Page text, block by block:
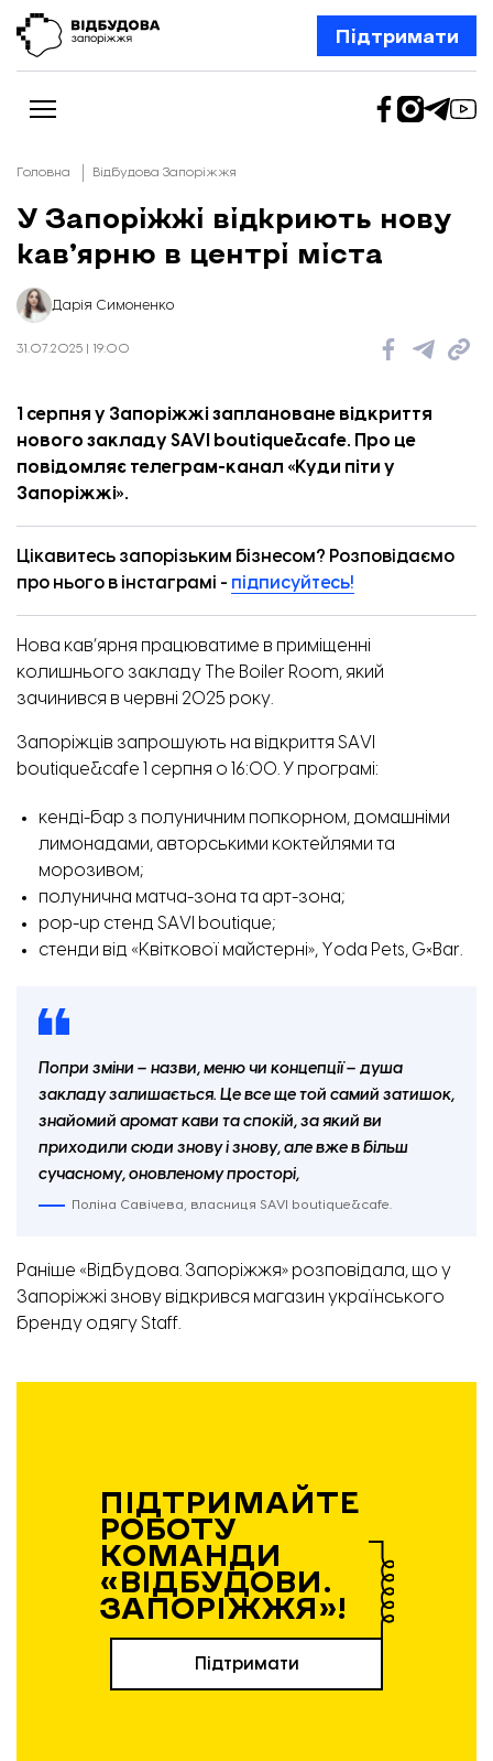
Підтримати
Новини
Відбудова Запоріжжя
Ексклюзив
Бізнес
Шлях додому
Відбудова. Життя
Редакційна політика
Головна Відбудова Запоріжжя
У Запоріжжі відкриють нову
кав’ярню в центрі міста
Дарія Симоненко
31.07.2025 | 19:00
1 серпня у Запоріжжі заплановане відкриття
нового закладу SAVI boutique&cafe. Про це
повідомляє телеграм-канал «Куди піти у
Запоріжжі».
Цікавитесь запорізьким бізнесом? Розповідаємо
про нього в інстаграмі - підписуйтесь!
Нова кав’ярня працюватиме в приміщенні
колишнього закладу The Boiler Room, який
зачинився в червні 2025 року.
Запоріжців запрошують на відкриття SAVI
boutique&cafe 1 серпня о 16:00. У програмі:
кенді-бар з полуничним попкорном, домашніми
лимонадами, авторськими коктейлями та
морозивом;
полунична матча-зона та арт-зона;
pop-up стенд SAVI boutique;
стенди від «Квіткової майстерні», Yoda Pets, G×Bar.
Попри зміни – назви, меню чи концепції – душа
закладу залишається. Це все ще той самий затишок,
знайомий аромат кави та спокій, за який ви
приходили сюди знову і знову, але вже в більш
сучасному, оновленому просторі,
Поліна Савічева, власниця SAVI boutique&cafe.
Раніше «Відбудова. Запоріжжя» розповідала, що у
Запоріжжі знову відкрився магазин українського
бренду одягуStaff.
ПІДТРИМАЙТЕ
РОБОТУ
КОМАНДИ
«ВІДБУДОВИ.
ЗАПОРІЖЖЯ»!
Підтримати